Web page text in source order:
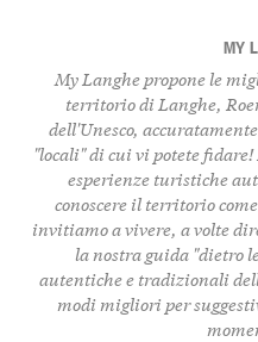
MY
My Langhe propone le
territorio di Langhe,
dell'Unesco,
"locali" di cui vi potete
esperienze turistiche
conoscere il territorio
invitiamo a vivere, a volte
la nostra guida "dietro
autentiche e tradizionali
modi migliori per